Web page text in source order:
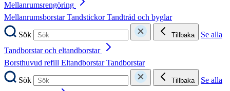
Mellanrumsrengöring
MellanrumsborstarTandstickorTandtråd och byglar
Sök
Tillbaka
Se alla
Tandborstar och eltandborstar
Borsthuvud refill EltandborstarTandborstar
Sök
Tillbaka
Se alla